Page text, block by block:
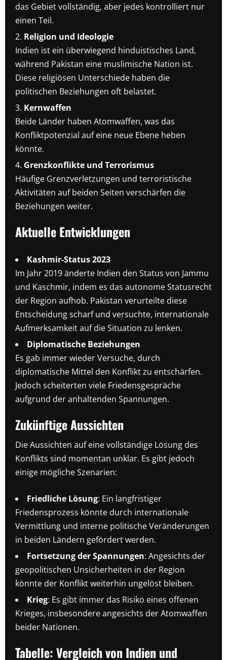
das Gebiet vollständig, aber jedes kontrolliert nur
einen Teil.
Religion und Ideologie
Indien ist ein überwiegend hinduistisches Land,
während Pakistan eine muslimische Nation ist.
Diese religiösen Unterschiede haben die
politischen Beziehungen oft belastet.
Kernwaffen
Beide Länder haben Atomwaffen, was das
Konfliktpotenzial auf eine neue Ebene heben
könnte.
Grenzkonflikte und Terrorismus
Häufige Grenzverletzungen und terroristische
Aktivitäten auf beiden Seiten verschärfen die
Beziehungen weiter.
Aktuelle Entwicklungen
Kashmir-Status 2023
Im Jahr 2019 änderte Indien den Status von Jammu
und Kaschmir, indem es das autonome Statusrecht
der Region aufhob. Pakistan verurteilte diese
Entscheidung scharf und versuchte, internationale
Aufmerksamkeit auf die Situation zu lenken.
Diplomatische Beziehungen
Es gab immer wieder Versuche, durch
diplomatische Mittel den Konflikt zu entschärfen.
Jedoch scheiterten viele Friedensgespräche
aufgrund der anhaltenden Spannungen.
Zukünftige Aussichten
Die Aussichten auf eine vollständige Lösung des
Konflikts sind momentan unklar. Es gibt jedoch
einige mögliche Szenarien:
Friedliche Lösung: Ein langfristiger
Friedensprozess könnte durch internationale
Vermittlung und interne politische Veränderungen
in beiden Ländern gefördert werden.
Fortsetzung der Spannungen: Angesichts der
geopolitischen Unsicherheiten in der Region
könnte der Konflikt weiterhin ungelöst bleiben.
Krieg: Es gibt immer das Risiko eines offenen
Krieges, insbesondere angesichts der Atomwaffen
beider Nationen.
Tabelle: Vergleich von Indien und